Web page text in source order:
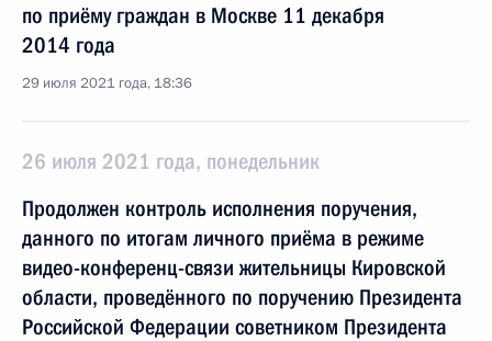
по приёму граждан в Москве 11 декабря
2014 года
29 июля 2021 года, 18:36
26 июля 2021 года, понедельник
Продолжен контроль исполнения поручения,
данного по итогам личного приёма в режиме
видео-конференц-связи жительницы Кировской
области, проведённого по поручению Президента
Российской Федерации советником Президента